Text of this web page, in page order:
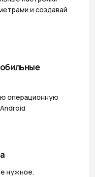
и создавай
операционную
нужное.